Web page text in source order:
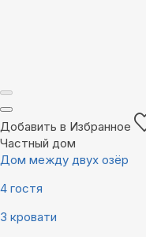
Добавить в Избранное
Частный дом
Дом между двух озёр
4 гостя
3 кровати